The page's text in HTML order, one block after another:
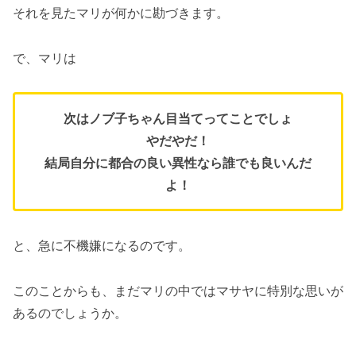
それを見たマリが何かに勘づきます。
で、マリは
次はノブ子ちゃん目当てってことでしょ
やだやだ！
結局自分に都合の良い異性なら誰でも良いんだ
よ！
と、急に不機嫌になるのです。
このことからも、まだマリの中ではマサヤに特別な思いが
あるのでしょうか。